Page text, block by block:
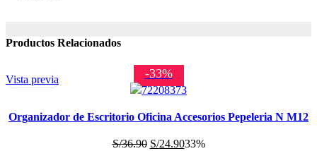
Productos Relacionados
-33%
Vista previa
Organizador de Escritorio Oficina Accesorios Pepeleria N M12
S/36.90 El
S/24.90El
33%